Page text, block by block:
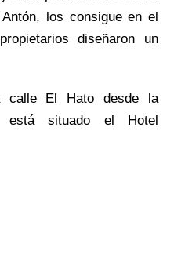
los consigue en el
diseñaron un
calle El Hato desde la
está situado el Hotel